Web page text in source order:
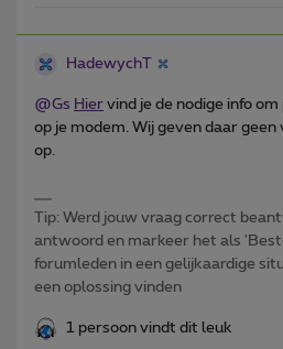
HadewychT
@Gs Hier vind je de nodige info
op je modem. Wij geven daar
op.
Tip: Werd jouw vraag correct
antwoord en markeer het als
forumleden in een gelijkaardige
een oplossing vinden
1 persoon vindt dit leuk